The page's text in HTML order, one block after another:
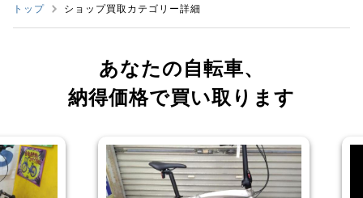
トップ ショップ買取カテゴリー詳細
あなたの自転車、
納得価格で買い取ります